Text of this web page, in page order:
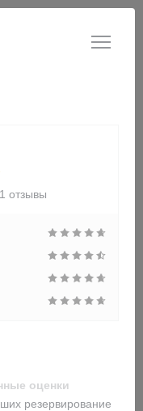
отзывы
оценки
резервирование